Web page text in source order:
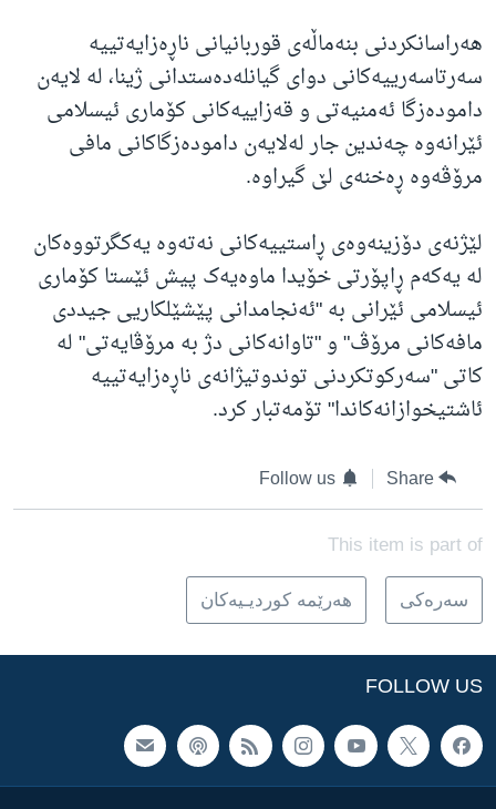
هەراسانکردنی بنەماڵەی قوربانیانی ناڕەزایەتییە
سەرتاسەرییەکانی دوای گیانلەدەستدانی ژینا، لە لایەن
دامودەزگا ئەمنیەتی و قەزاییەکانی کۆماری ئیسلامی
ئێرانەوە چەندین جار لەلایەن دامودەزگاکانی مافی
مرۆڤەوە ڕەخنەی لێ گیراوە.
لێژنەی دۆزینەوەی ڕاستییەکانی نەتەوە یەکگرتووەکان
لە یەکەم ڕاپۆرتی خۆیدا ماوەیەک پیش ئێستا کۆماری
ئیسلامی ئێرانی بە "ئەنجامدانی پێشێلکاریی جیددی
مافەکانی مرۆڤ" و "تاوانەکانی دژ بە مرۆڤایەتی" لە
کاتی "سەرکوتکردنی توندوتیژانەی ناڕەزایەتییە
ئاشتیخوازانەکاندا" تۆمەتبار کرد.
Share
Follow us
This item is part of
سه‌ره‌کی هه‌رێمه‌ کوردیـیه‌کان
FOLLOW US